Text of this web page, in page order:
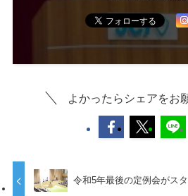
よかったらシェアをお
令和5年最後の定例会がス